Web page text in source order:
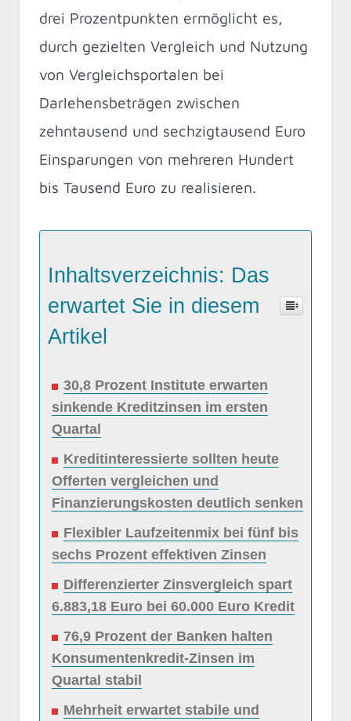
drei Prozentpunkten ermöglicht es,
durch gezielten Vergleich und Nutzung
von Vergleichsportalen bei
Darlehensbeträgen zwischen
zehntausend und sechzigtausend Euro
Einsparungen von mehreren Hundert
bis Tausend Euro zu realisieren.
Inhaltsverzeichnis: Das
erwartet Sie in diesem
Artikel
30,8 Prozent Institute erwarten
sinkende Kreditzinsen im ersten
Quartal
Kreditinteressierte sollten heute
Offerten vergleichen und
Finanzierungskosten deutlich senken
Flexibler Laufzeitenmix bei fünf bis
sechs Prozent effektiven Zinsen
Differenzierter Zinsvergleich spart
6.883,18 Euro bei 60.000 Euro Kredit
76,9 Prozent der Banken halten
Konsumentenkredit-Zinsen im
Quartal stabil
Mehrheit erwartet stabile und